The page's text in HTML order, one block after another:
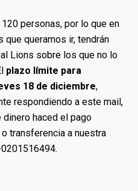
personas, por lo que en
queramos ir, tendrán
Lions sobre los que no lo
plazo límite para
18 de diciembre,
respondiendo a este mail,
haced el pago
transferencia a nuestra